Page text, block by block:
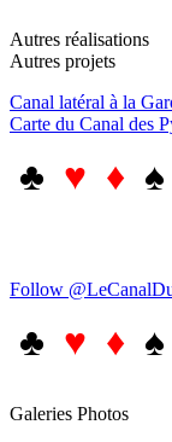
Autres réalisations
Autres projets
Canal latéral à la
Carte du Canal des
♣ ♥ ♦ ♠
Follow
♣ ♥ ♦ ♠
Galeries Photos